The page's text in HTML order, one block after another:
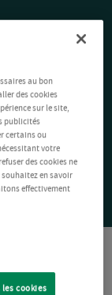
au bon
des cookies
sur le site,
publicités
certains ou
votre
des cookies ne
en savoir
effectivement
cookies